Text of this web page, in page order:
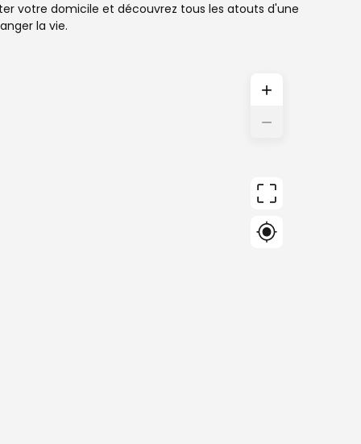
votre domicile et découvrez tous les atouts d'une
la vie.
+
−